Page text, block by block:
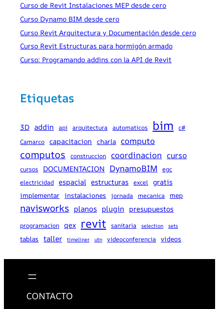
Curso de Revit Instalaciones MEP desde cero
Curso Dynamo BIM desde cero
Curso Revit Arquitectura y Documentación desde cero
Curso Revit Estructuras para hormigón armado
Curso: Programando addins con la API de Revit
Etiquetas
3D addin api arquitectura automaticos bim
c#
Camarco capacitacion charla computo
computos construccion coordinacion curso
cursos DOCUMENTACION DynamoBIM
egc
electricidad espacial estructuras excel gratis
implementar instalaciones jornada mecanica mep
navisworks planos plugin presupuestos
programacion qex revit sanitaria selection sets
tablas taller timeliner utn videoconferencia videos
CONTACTO